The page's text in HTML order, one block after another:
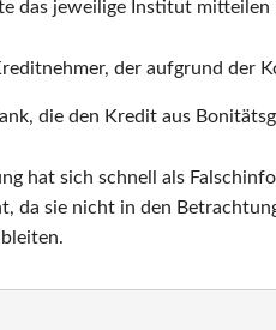
das jeweilige Institut
der aufgrund der
die den Kredit aus
hat sich schnell als
da sie nicht in den